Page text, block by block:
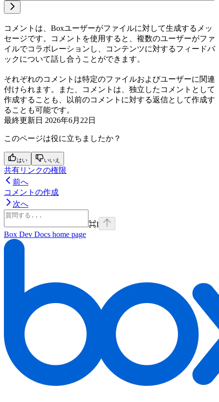
コメントは、Boxユーザーがファイルに対して生成するメッ
セージです。コメントを使用すると、複数のユーザーがファ
イルでコラボレーションし、コンテンツに対するフィードバ
ックについて話し合うことができます。
それぞれのコメントは特定のファイルおよびユーザーに関連
付けられます。また、コメントは、独立したコメントとして
作成することも、以前のコメントに対する返信として作成す
ることも可能です。
最終更新日 2026年6月22日
このページは役に立ちましたか？
はい いいえ
共有リンクの権限
前へ
コメントの作成
次へ
⌘I
Box Dev Docs home page